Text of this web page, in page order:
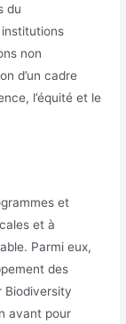
du
non
d’un cadre
l’équité et le
et
et à
Parmi eux,
des
Biodiversity
avant pour